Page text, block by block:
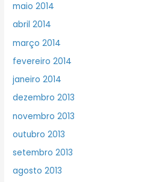
maio 2014
abril 2014
março 2014
fevereiro 2014
janeiro 2014
dezembro 2013
novembro 2013
outubro 2013
setembro 2013
agosto 2013